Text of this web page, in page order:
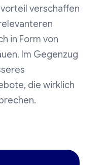
verschaffen
in Form von
Im Gegenzug
die wirklich